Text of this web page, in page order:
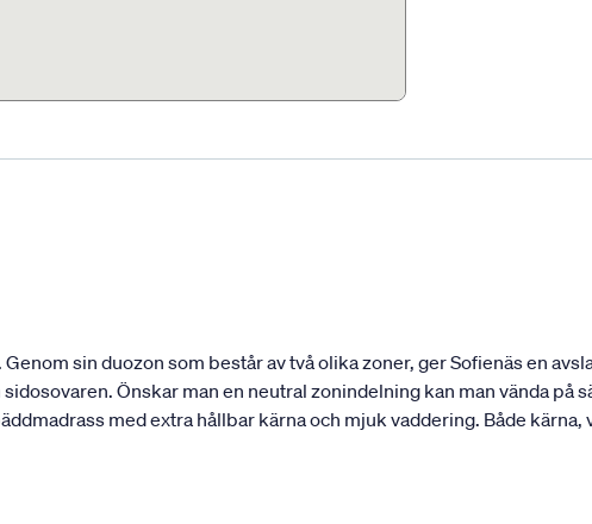
sin duozon som består av två olika zoner, ger Sofienäs en
Önskar man en neutral zonindelning kan man vända på
med extra hållbar kärna och mjuk vaddering. Både kärna,